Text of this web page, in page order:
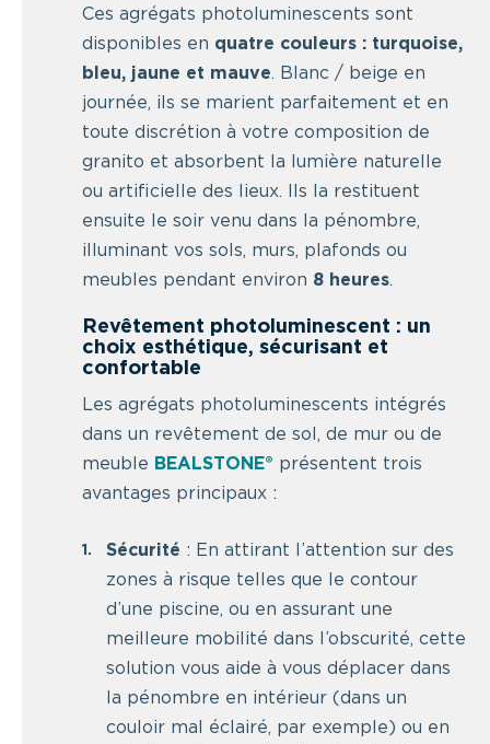
Ces agrégats photoluminescents sont
disponibles en quatre couleurs : turquoise,
bleu, jaune et mauve. Blanc / beige en
journée, ils se marient parfaitement et en
toute discrétion à votre composition de
granito et absorbent la lumière naturelle
ou artificielle des lieux. Ils la restituent
ensuite le soir venu dans la pénombre,
illuminant vos sols, murs, plafonds ou
meubles pendant environ 8 heures.
Revêtement photoluminescent : un
choix esthétique, sécurisant et
confortable
Les agrégats photoluminescents intégrés
dans un revêtement de sol, de mur ou de
meuble BEALSTONE® présentent trois
avantages principaux :
Sécurité : En attirant l’attention sur des
zones à risque telles que le contour
d’une piscine, ou en assurant une
meilleure mobilité dans l’obscurité, cette
solution vous aide à vous déplacer dans
la pénombre en intérieur (dans un
couloir mal éclairé, par exemple) ou en